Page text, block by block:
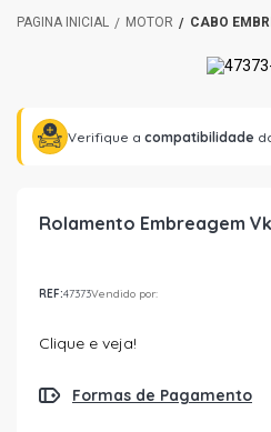
MOTOR CABO
Verifique a compatibilidade
Rolamento Embreagem
REF:47373Vendido por:
Clique e veja!
Formas de Pagamento